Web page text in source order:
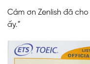
Cảm ơn Zenlish đã
ấy.”